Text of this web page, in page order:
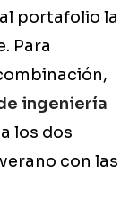
portafolio la
Para
ingeniería
los dos
con las